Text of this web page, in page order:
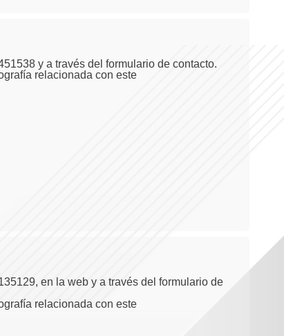
y a través del formulario de contacto.
relacionada con este
en la web y a través del formulario de
relacionada con este